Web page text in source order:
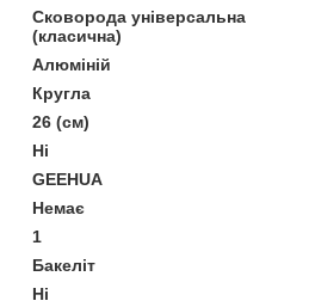
Сковорода універсальна
(класична)
Алюміній
Кругла
26 (см)
Ні
GEEHUA
Немає
1
Бакеліт
Ні